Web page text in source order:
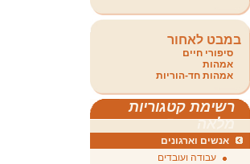
במבט לאחור
סיפורי חיים
אמהות
אמהות חד-הוריות
רשימת קטגוריות
מלאה
אנשים וארגונים
עבודה ועובדים